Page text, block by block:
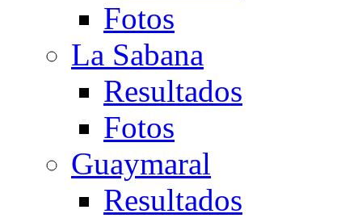
Fotos
La Sabana
Resultados
Fotos
Guaymaral
Resultados